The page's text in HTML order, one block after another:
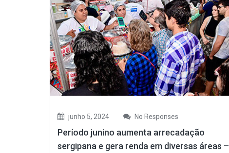
junho 5, 2024 No Responses
Período junino aumenta arrecadação
sergipana e gera renda em diversas áreas –